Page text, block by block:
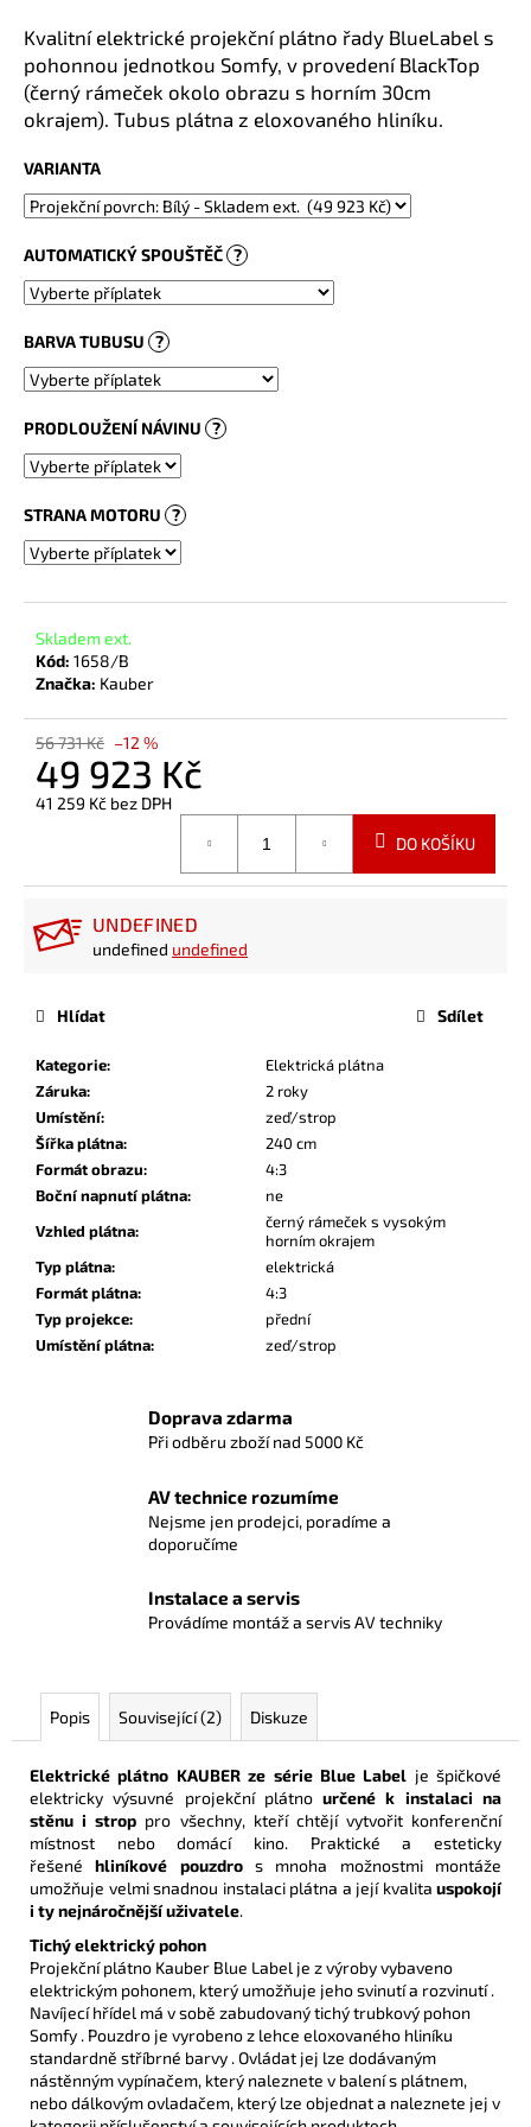
Kvalitní elektrické projekční plátno řady BlueLabel s
pohonnou jednotkou Somfy, v provedení BlackTop
(černý rámeček okolo obrazu s horním 30cm
okrajem). Tubus plátna z eloxovaného hliníku.
VARIANTA
AUTOMATICKÝ SPOUŠTĚČ ?
BARVA TUBUSU ?
PRODLOUŽENÍ NÁVINU ?
STRANA MOTORU ?
Skladem ext.
Kód: 1658/B
Značka: Kauber
56 731 Kč –12 %
49 923 Kč
41 259 Kč bez DPH
DO KOŠÍKU
UNDEFINED
undefined undefined
Kategorie:
Elektrická plátna
Záruka:
2 roky
Umístění:
zeď/strop
Šířka plátna:
240 cm
Formát obrazu:
4:3
Boční napnutí plátna:
ne
Vzhled plátna:
černý rámeček s vysokým
horním okrajem
Typ plátna:
elektrická
Formát plátna:
4:3
Typ projekce:
přední
Umístění plátna: zeď/strop
Hlídat Sdílet
Doprava zdarma
Při odběru zboží nad 5000 Kč
AV technice rozumíme
Nejsme jen prodejci, poradíme a
doporučíme
Instalace a servis
Provádíme montáž a servis AV techniky
Popis Související (2) Diskuze
Elektrické plátno KAUBER ze série Blue Label je špičkové
elektricky výsuvné projekční plátno určené k instalaci na
stěnu i strop pro všechny, kteří chtějí vytvořit konferenční
místnost nebo domácí kino. Praktické a esteticky
řešené
hliníkové pouzdro
s mnoha možnostmi montáže
umožňuje velmi snadnou instalaci plátna a její kvalita uspokojí
i ty nejnáročnější uživatele.
Tichý elektrický pohon
Projekční plátno Kauber Blue Label je z výroby vybaveno
elektrickým pohonem, který umožňuje jeho svinutí a rozvinutí .
Navíjecí hřídel má v sobě zabudovaný tichý trubkový pohon
Somfy . Pouzdro je vyrobeno z lehce eloxovaného hliníku
standardně stříbrné barvy . Ovládat jej lze dodávaným
nástěnným vypínačem, který naleznete v balení s plátnem,
nebo dálkovým ovladačem, který lze objednat a naleznete jej v
a
j
í
t
?